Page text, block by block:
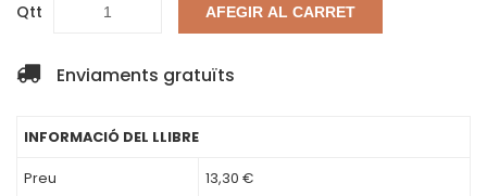
Qtt AFEGIR AL CARRET
Enviaments gratuïts
INFORMACIÓ DEL LLIBRE
Preu 13,30 €